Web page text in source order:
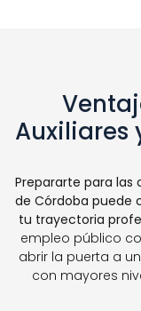
Auxiliares
Prepararte para las
de Córdoba puede
tu trayectoria
empleo público
abrir la puerta a
con mayores